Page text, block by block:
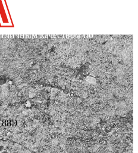
качеством по
88Э